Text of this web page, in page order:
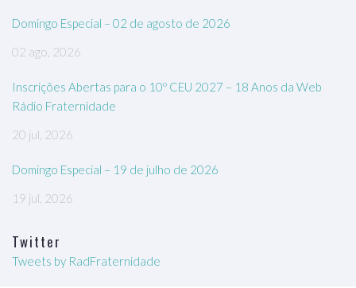
Domingo Especial – 02 de agosto de 2026
02 ago, 2026
Inscrições Abertas para o 10º CEU 2027 – 18 Anos da Web
Rádio Fraternidade
20 jul, 2026
Domingo Especial – 19 de julho de 2026
19 jul, 2026
Twitter
Tweets by RadFraternidade